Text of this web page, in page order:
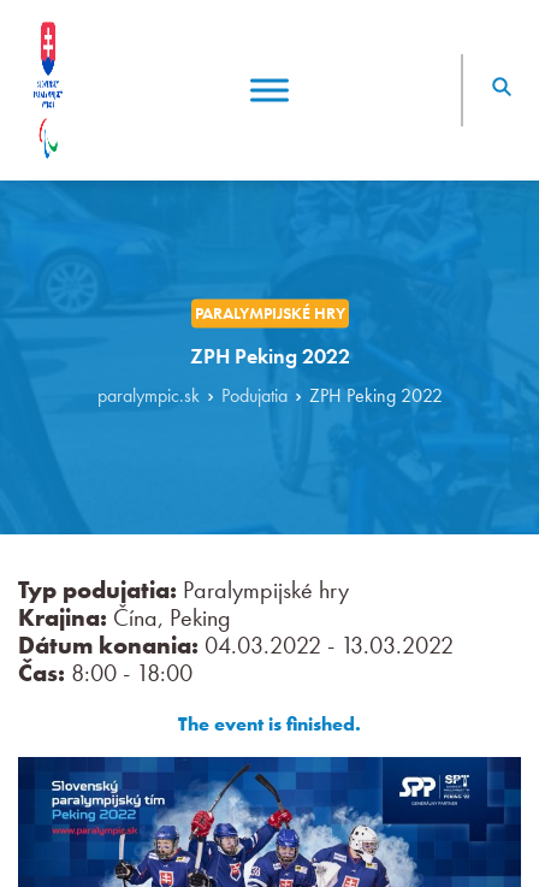
PARALYMPIJSKÉ HRY
ZPH Peking 2022
paralympic.sk Podujatia ZPH Peking 2022
Typ podujatia: Paralympijské hry
Krajina: Čína, Peking
Dátum konania: 04.03.2022 - 13.03.2022
Čas: 8:00 - 18:00
The event is finished.